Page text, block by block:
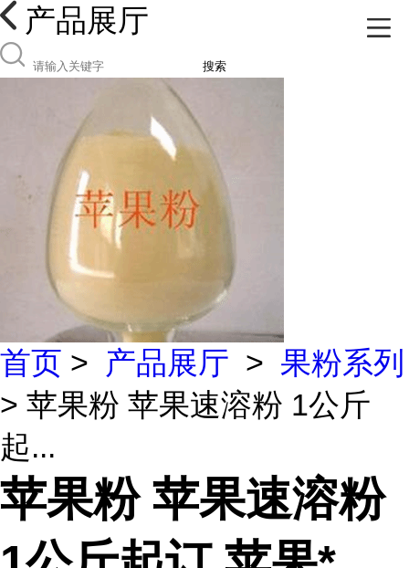
产品展厅
搜索
首页 > 产品展厅 > 果粉系列
> 苹果粉 苹果速溶粉 1公斤
起...
苹果粉 苹果速溶粉